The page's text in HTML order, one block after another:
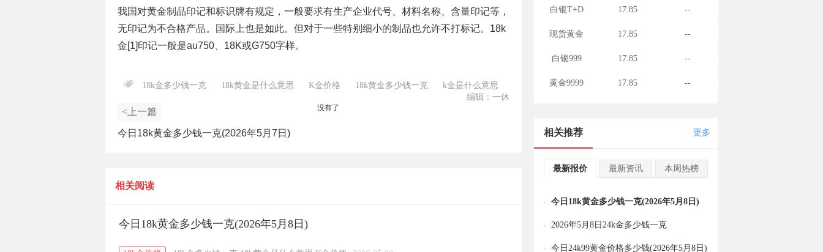
我国对黄金制品印记和标识牌有规定，一般要求有生产企业代号、材料名称、含量印记等，
无印记为不合格产品。国际上也是如此。但对于一些特别细小的制品也允许不打标记。18k
金[1]印记一般是au750、18K或G750字样。
18k金多少钱一克 18k黄金是什么意思 K金价格 18k黄金多少钱一克 k金是什么意思
编辑：一休
<上一篇
今日18k黄金多少钱一克(2026年5月7日)
没有了
相关阅读
今日18k黄金多少钱一克(2026年5月8日)
白银T+D 17.85 --
现货黄金 17.85 --
白银999 17.85 --
黄金9999 17.85 --
相关推荐 更多
最新报价 最新资讯 本周热榜
今日18k黄金多少钱一克(2026年5月8日)
2026年5月8日24k金多少钱一克
今日24k99黄金价格多少钱(2026年5月8日)